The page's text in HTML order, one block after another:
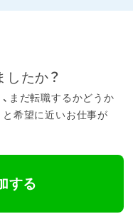
たか？
まだ転職するかどうか
希望に近いお仕事が
する